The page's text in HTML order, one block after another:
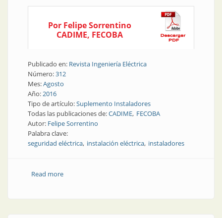
Por Felipe Sorrentino
CADIME, FECOBA
Publicado en: Revista Ingeniería Eléctrica
Número:312
Mes:Agosto
Año:2016
Tipo de artículo:Suplemento Instaladores
Todas las publicaciones de:CADIME FECOBA
Autor: Felipe Sorrentino
Palabra clave:
seguridad eléctrica instalación eléctrica instaladores
Read moreabout Suplemento Instaladores | El compromiso de